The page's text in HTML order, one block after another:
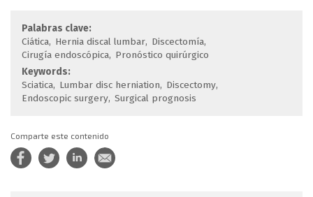
Palabras clave:
Ciática Hernia discal lumbar Discectomía
Cirugía endoscópica Pronóstico quirúrgico
Keywords:
Sciatica Lumbar disc herniation
Discectomy
Endoscopic surgery Surgical prognosis
Comparte este contenido